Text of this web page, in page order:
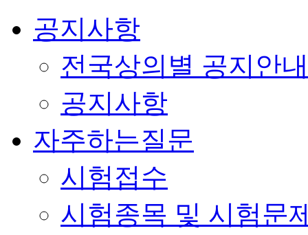
공지사항
전국상의별 공지안내
공지사항
자주하는질문
시험접수
시험종목 및 시험문